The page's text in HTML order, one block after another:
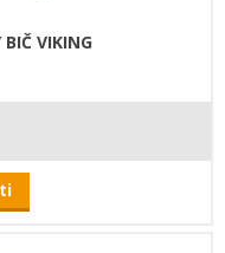
BIČ VIKING